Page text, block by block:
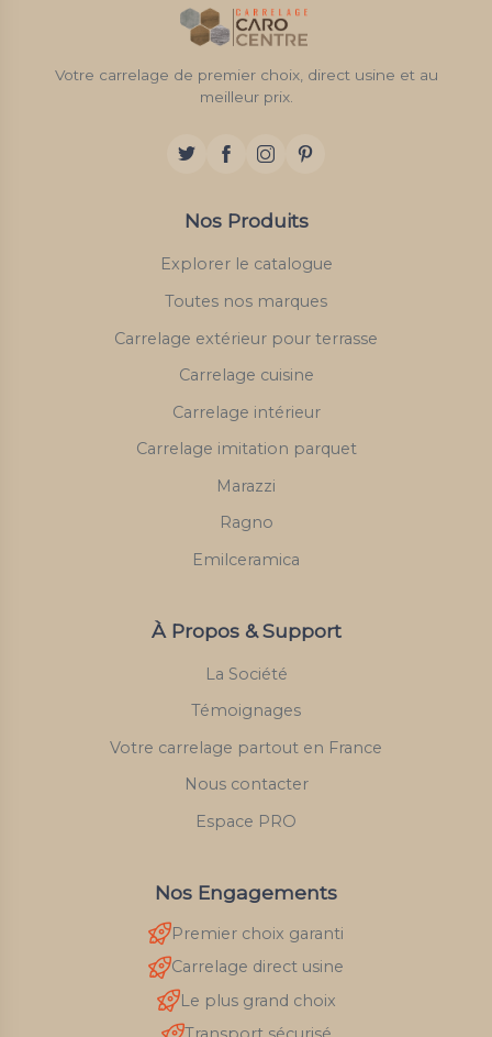
Votre carrelage de premier choix, direct usine et au
meilleur prix.
Nos Produits
Explorer le catalogue
Toutes nos marques
Carrelage extérieur pour terrasse
Carrelage cuisine
Carrelage intérieur
Carrelage imitation parquet
Marazzi
Ragno
Emilceramica
À Propos & Support
La Société
Témoignages
Votre carrelage partout en France
Nous contacter
Espace PRO
Nos Engagements
Premier choix garanti
Carrelage direct usine
Le plus grand choix